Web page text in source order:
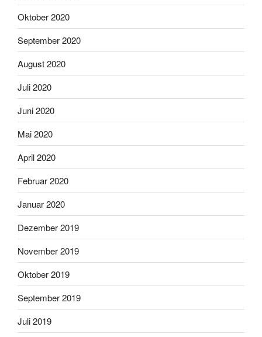
Oktober 2020
September 2020
August 2020
Juli 2020
Juni 2020
Mai 2020
April 2020
Februar 2020
Januar 2020
Dezember 2019
November 2019
Oktober 2019
September 2019
Juli 2019